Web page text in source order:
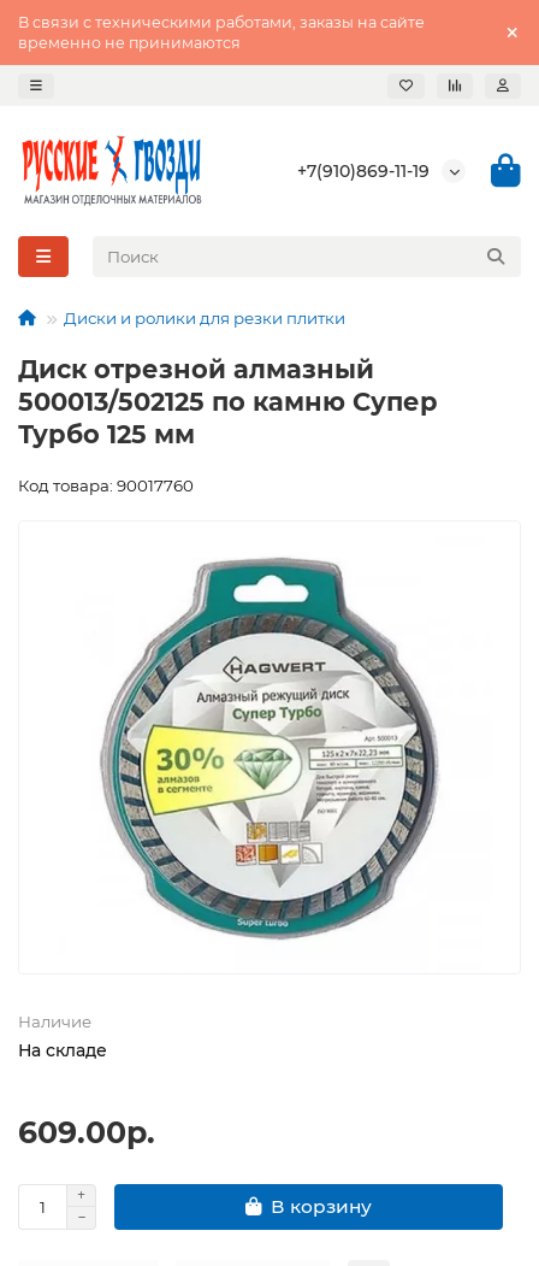
В связи с техническими работами, заказы на сайте
временно не принимаются
+7(910)869-11-19
Диски и ролики для резки плитки
Диск отрезной алмазный
500013/502125 по камню Супер
Турбо 125 мм
Код товара: 90017760
Наличие
На складе
609.00р.
В корзину